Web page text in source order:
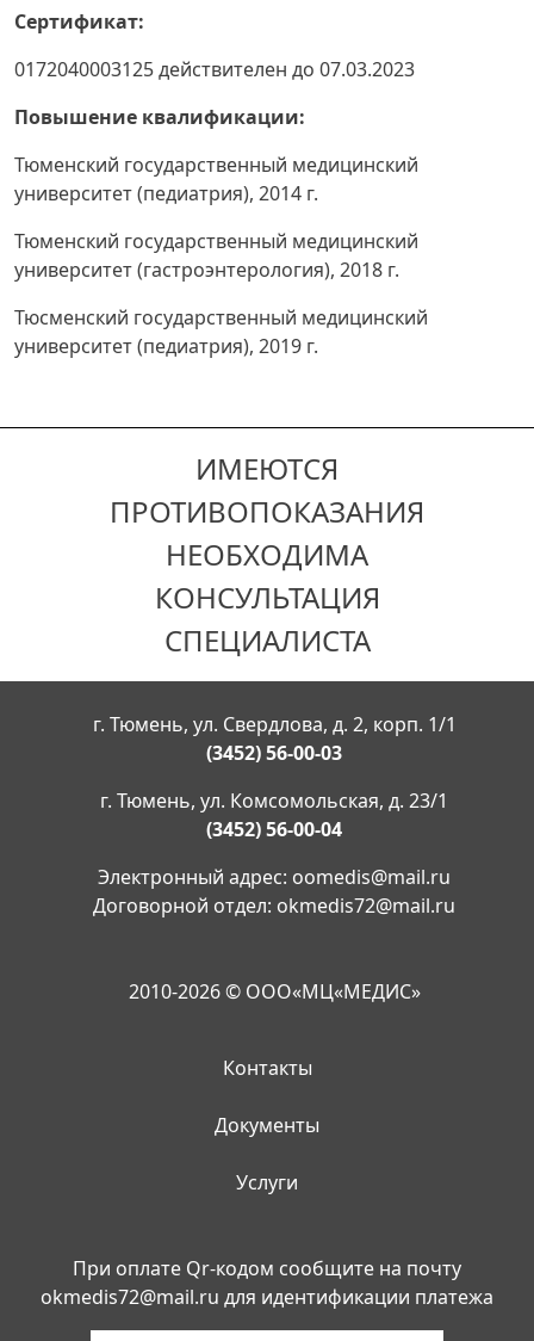
Сертификат:
0172040003125 действителен до 07.03.2023
Повышение квалификации:
Тюменский государственный медицинский
университет (педиатрия), 2014 г.
Тюменский государственный медицинский
университет (гастроэнтерология), 2018 г.
Тюсменский государственный медицинский
университет (педиатрия), 2019 г.
ИМЕЮТСЯ
ПРОТИВОПОКАЗАНИЯ
НЕОБХОДИМА
КОНСУЛЬТАЦИЯ
СПЕЦИАЛИСТА
г. Тюмень, ул. Свердлова, д. 2, корп. 1/1
(3452) 56-00-03
г. Тюмень, ул. Комсомольская, д. 23/1
(3452) 56-00-04
Электронный адрес: oomedis@mail.ru
Договорной отдел: okmedis72@mail.ru
2010-2026 © ООО«МЦ«МЕДИС»
Контакты
Документы
Услуги
При оплате Qr-кодом сообщите на почту
okmedis72@mail.ru для идентификации платежа